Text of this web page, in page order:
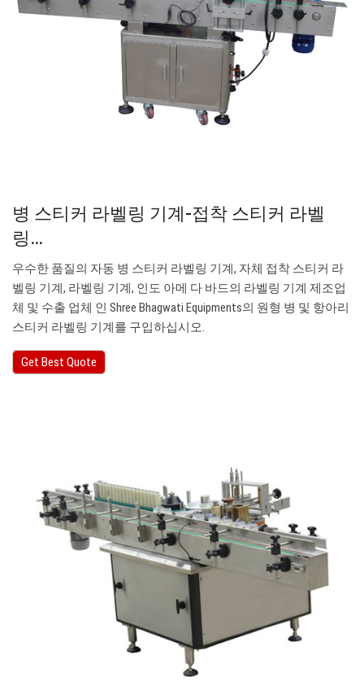
병 스티커 라벨링 기계-접착 스티커 라벨
링…
우수한 품질의 자동 병 스티커 라벨링 기계, 자체 접착 스티커 라
벨링 기계, 라벨링 기계, 인도 아메 다 바드의 라벨링 기계 제조업
체 및 수출 업체 인 Shree Bhagwati Equipments의 원형 병 및 항아리
스티커 라벨링 기계를 구입하십시오.
Get Best Quote